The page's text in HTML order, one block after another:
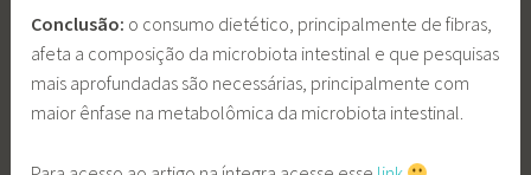
Conclusão: o consumo dietético, principalmente de fibras,
afeta a composição da microbiota intestinal e que pesquisas
mais aprofundadas são necessárias, principalmente com
maior ênfase na metabolômica da microbiota intestinal.